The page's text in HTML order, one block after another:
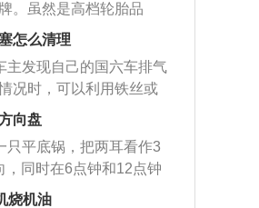
。虽然是高档轮胎品
端的轮胎都有生产，这
开拓市场。
怎么清理
主发现自己的国六车排气
况时，可以利用铁丝或
将杂物给取出来，如果
重，也可以采取应急措
直接利用木棍将所有的
里面的位置处，然后将
开，就可以将堵塞的东
向盘
只平底锅，把两耳看作3
，同时在6点钟和12点钟
。 <&list>2、双手握住
烧机油